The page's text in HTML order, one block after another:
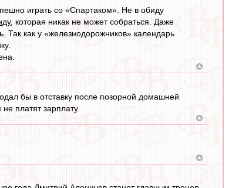
играть со «Спартаком». Не в обиду
, которая никак не может собраться. Даже
Так как у «железнодорожников» календарь
бы в отставку после позорной домашней
платят зарплату.